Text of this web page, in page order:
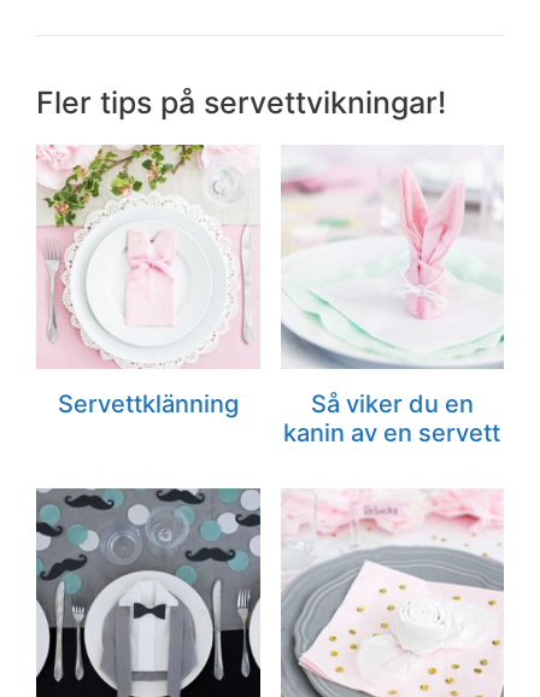
Fler tips på servettvikningar!
Servettklänning
Så viker du en
kanin av en servett